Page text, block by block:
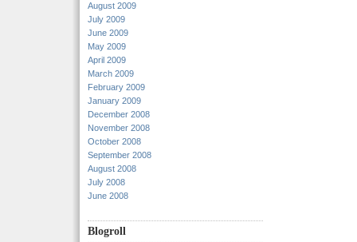
August 2009
July 2009
June 2009
May 2009
April 2009
March 2009
February 2009
January 2009
December 2008
November 2008
October 2008
September 2008
August 2008
July 2008
June 2008
Blogroll